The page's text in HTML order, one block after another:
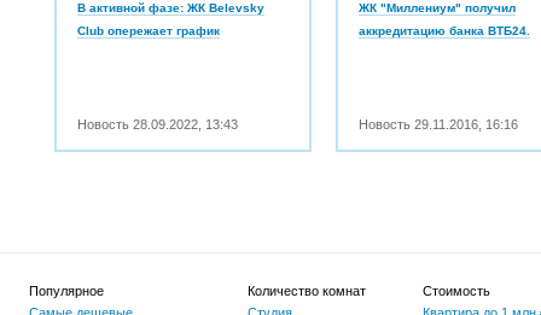
В активной фазе: ЖК Belevsky
Club опережает график
Новость28.09.2022 13:43
ЖК "Миллениум" получил
аккредитацию банка ВТБ24.
Новость29.11.2016 16:16
Популярное
Количество комнат
Стоимость